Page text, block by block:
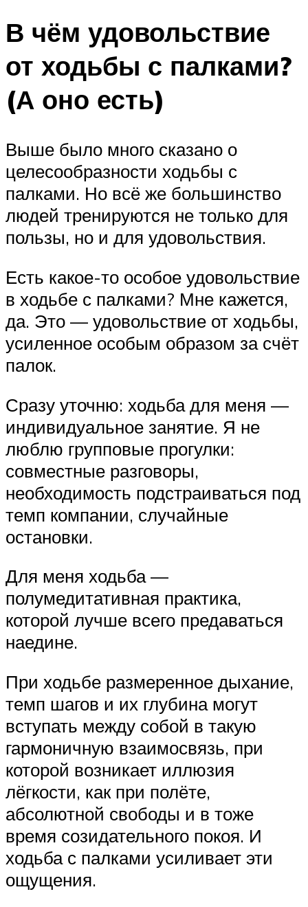
В чём удовольствие
от ходьбы с палками?
(А оно есть)
Выше было много сказано о
целесообразности ходьбы с
палками. Но всё же большинство
людей тренируются не только для
пользы, но и для удовольствия.
Есть какое-то особое удовольствие
в ходьбе с палками? Мне кажется,
да. Это — удовольствие от ходьбы,
усиленное особым образом за счёт
палок.
Сразу уточню: ходьба для меня —
индивидуальное занятие. Я не
люблю групповые прогулки:
совместные разговоры,
необходимость подстраиваться под
темп компании, случайные
остановки.
Для меня ходьба —
полумедитативная практика,
которой лучше всего предаваться
наедине.
При ходьбе размеренное дыхание,
темп шагов и их глубина могут
вступать между собой в такую
гармоничную взаимосвязь, при
которой возникает иллюзия
лёгкости, как при полёте,
абсолютной свободы и в тоже
время созидательного покоя. И
ходьба с палками усиливает эти
ощущения.